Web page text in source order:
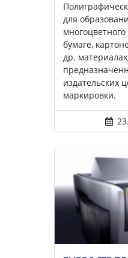
для
бумаге,
др.
издательских
маркировки.